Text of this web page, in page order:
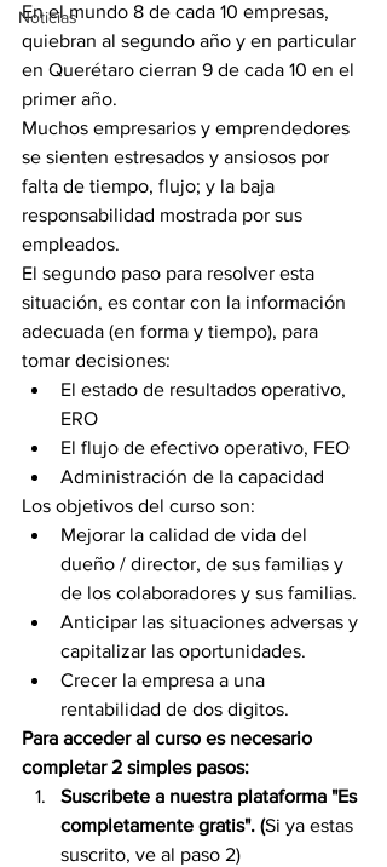
Noticias
En el mundo 8 de cada 10 empresas,
quiebran al segundo año y en particular
en Querétaro cierran 9 de cada 10 en el
primer año.
Muchos empresarios y emprendedores
se sienten estresados y ansiosos por
falta de tiempo, flujo; y la baja
responsabilidad mostrada por sus
empleados.
El segundo paso para resolver esta
situación, es contar con la información
adecuada (en forma y tiempo), para
tomar decisiones:
El estado de resultados operativo,
ERO
El flujo de efectivo operativo, FEO
Administración de la capacidad
Los objetivos del curso son:
Mejorar la calidad de vida del
dueño / director, de sus familias y
de los colaboradores y sus familias.
Anticipar las situaciones adversas y
capitalizar las oportunidades.
Crecer la empresa a una
rentabilidad de dos digitos.
Para acceder al curso es necesario
completar 2 simples pasos:
Suscribete a nuestra plataforma "Es
completamente gratis". (Si ya estas
suscrito, ve al paso 2)